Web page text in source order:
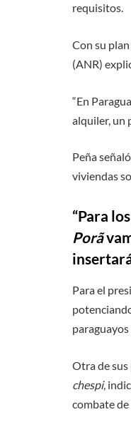
requisitos.
Con su
(ANR)
“En
alquiler, un
Peña
viviendas
“Para
Porã
Para el
Otra de sus
chespi,
combate